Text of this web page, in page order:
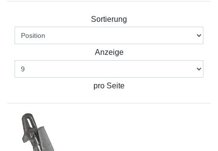
Sortierung
Anzeige
pro Seite